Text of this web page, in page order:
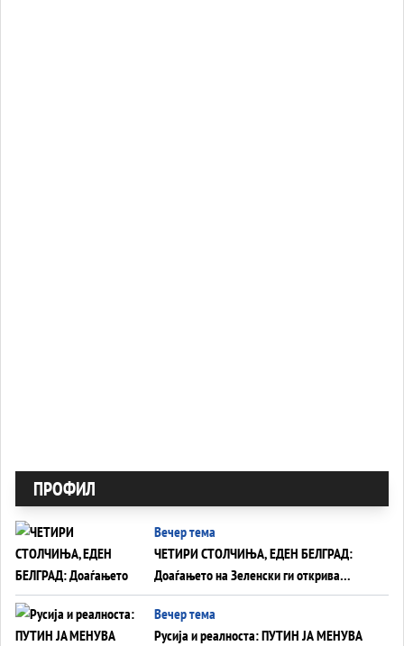
ПРОФИЛ
Вечер тема
ЧЕТИРИ СТОЛЧИЊА, ЕДЕН БЕЛГРАД:
Доаѓањето на Зеленски ги открива
тајните на политиката на балансирање
на Вучиќ
Вечер тема
Русија и реалноста: ПУТИН ЈА МЕНУВА